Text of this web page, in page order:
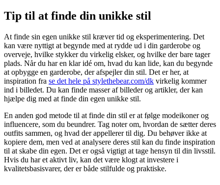
Tip til at finde din unikke stil
At finde sin egen unikke stil kræver tid og eksperimentering. Det
kan være nyttigt at begynde med at rydde ud i din garderobe og
overveje, hvilke stykker du virkelig elsker, og hvilke der bare tager
plads. Når du har en klar idé om, hvad du kan lide, kan du begynde
at opbygge en garderobe, der afspejler din stil. Det er her, at
inspiration fra se det hele på stylethebear.com/dk virkelig kommer
ind i billedet. Du kan finde masser af billeder og artikler, der kan
hjælpe dig med at finde din egen unikke stil.
En anden god metode til at finde din stil er at følge modeikoner og
influencere, som du beundrer. Tag noter om, hvordan de sætter deres
outfits sammen, og hvad der appellerer til dig. Du behøver ikke at
kopiere dem, men ved at analysere deres stil kan du finde inspiration
til at skabe din egen. Det er også vigtigt at tage hensyn til din livsstil.
Hvis du har et aktivt liv, kan det være klogt at investere i
kvalitetsbasisvarer, der er både stilfulde og praktiske.